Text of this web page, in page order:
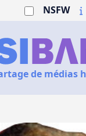
NSFW
de médias